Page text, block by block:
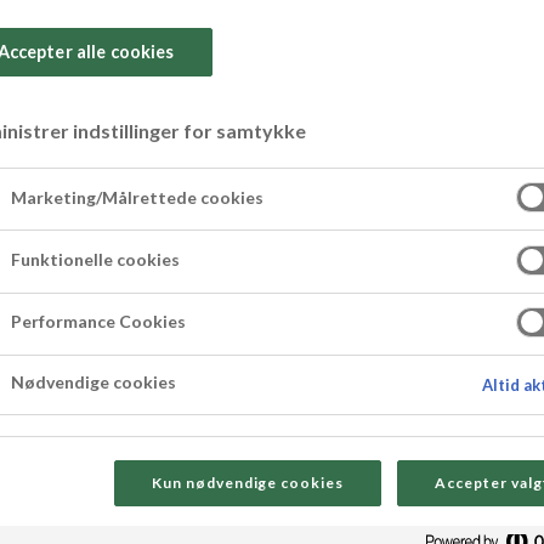
kan forvandle rabarbraen din til
som består av en smakfull
9 ingredienser og 45 minutter – det er ALT
alle cookies
indstillinger for samtykke
Marketing/Målrettede cookies
Funktionelle cookies
Performance Cookies
Nødvendige cookies Altid
Kun nødvendige cookies Accepter